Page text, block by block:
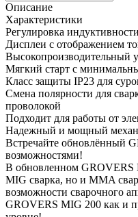
Описание
Характеристики
Регулировка индуктивности
Дисплеи с отображением
Высокопроизводительный
Мягкий старт с
Класс защиты IP23 для
Смена полярности для
проволокой
Подходит для работы от
Надежный и мощный
Встречайте обновлённый
возможностями!
В обновленном GROVERS
MIG сварка, но и MMA
возможности сварочного
GROVERS MIG 200 как и